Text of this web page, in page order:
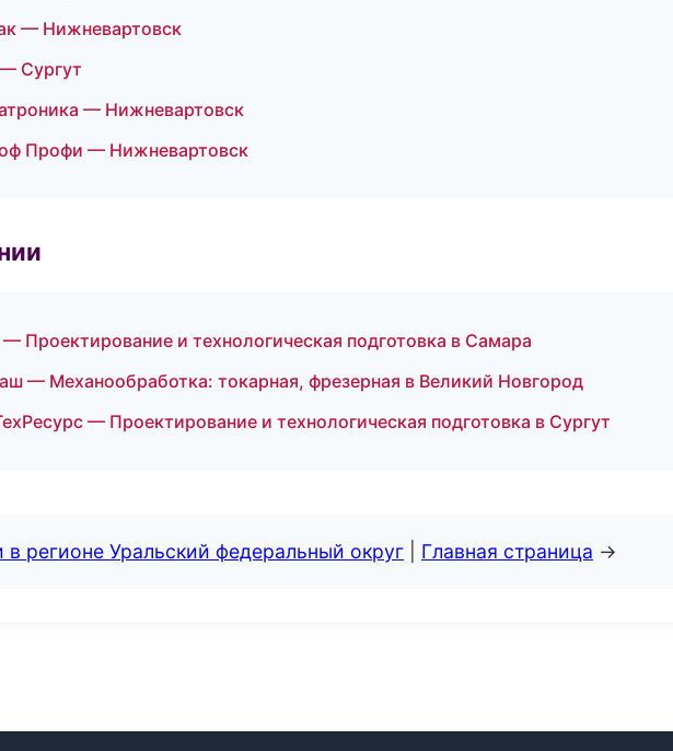
— Нижневартовск
Сургут
— Нижневартовск
Профи — Нижневартовск
Проектирование и технологическая подготовка в Самара
— Механообработка: токарная, фрезерная в Великий Новгород
— Проектирование и технологическая подготовка в Сургут
в регионе Уральский федеральный округ Главная страница →